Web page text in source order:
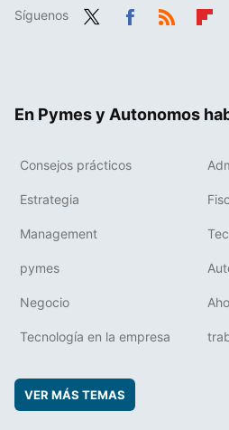
Síguenos
En Pymes y Autonomos
Consejos prácticos
Estrategia
Management
pymes
Negocio
Tecnología en la empresa
VER MÁS TEMAS